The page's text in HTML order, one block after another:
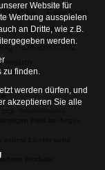
Facebook
Datenschutz
Produkte.
Website für
Werbung ausspielen
an Dritte, wie z.B.
werden.
zu finden.
werden dürfen, und
akzeptieren Sie alle